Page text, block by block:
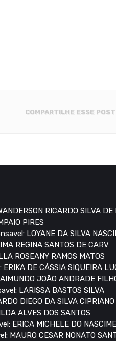
COMPARTILHE ESSE POST
RICARDO SILVA
PIRES
LOYANE DA SILVA
REGINA SANTOS DE CARV
ROSEANY RAMOS MATOS
DE CÁSSIA SIQUEIRA
JOÃO ANDRADE
LARISSA BASTOS SILVA
DIEGO DA SILVA CIPRIANO
ALVES DOS SANTOS
ERICA MICHELE DO
MAURO CESAR NONATO